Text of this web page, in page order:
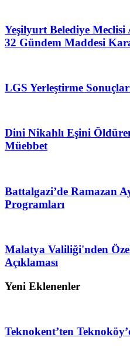
Yeşilyurt Belediye Meclisi
32 Gündem Maddesi
LGS Yerleştirme
Dini Nikahlı Eşini Öldüren
Müebbet
Battalgazi’de Ramazan
Programları
Malatya Valiliği'nden
Açıklaması
Yeni Eklenenler
Teknokent’ten